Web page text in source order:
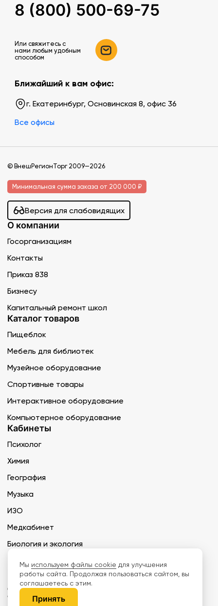
8 (800) 500-69-75
Или свяжитесь c
нами любым удобным
способом
Ближайший к вам офис:
г. Екатеринбург, Основинская 8, офис 36
Все офисы
© ВнешРегионТорг 2009—2026
Минимальная сумма заказа от 200 000 ₽
Версия для слабовидящих
О компании
Госорганизациям
Контакты
Приказ 838
Бизнесу
Капитальный ремонт школ
Каталог товаров
Пищеблок
Мебель для библиотек
Музейное оборудование
Спортивные товары
Интерактивное оборудование
Компьютерное оборудование
Кабинеты
Психолог
Химия
География
Музыка
ИЗО
Медкабинет
Биология и экология
Технология
ООО «Дети наше будущее» ИНН 6671165273 ОГРН 1216600030250 КПП
667101001 БИК 046577674
Мы используем файлы cookie для улучшения
работы сайта. Продолжая пользоваться сайтом, вы
соглашаетесь с этим.
Принять